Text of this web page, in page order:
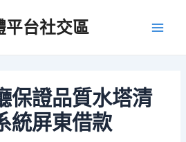
平台社交區
保證品質水塔清
統屏東借款